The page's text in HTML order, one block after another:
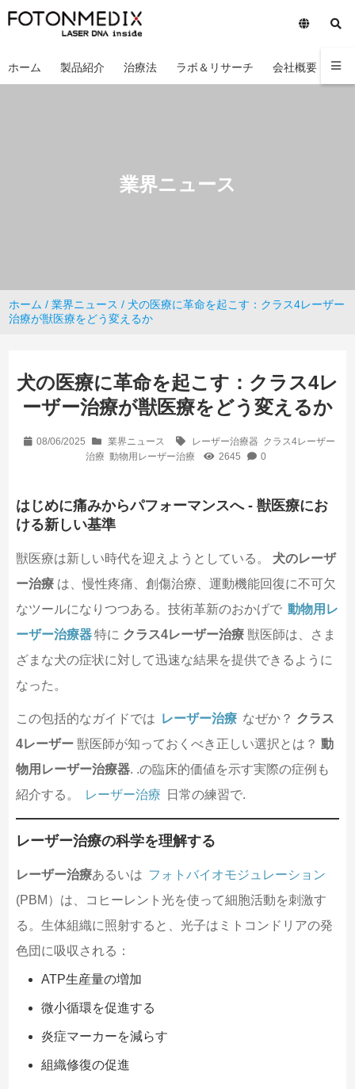
ホーム 製品紹介 治療法 ラボ＆リサーチ 会社概要 お
業界ニュース
ホーム /業界ニュース / 犬の医療に革命を起こす：クラス4レーザー
治療が獣医療をどう変えるか
犬の医療に革命を起こす：クラス4レ
ーザー治療が獣医療をどう変えるか
08/06/2025 業界ニュース レーザー治療器 クラス4レーザー
治療 動物用レーザー治療 2645 0
はじめに痛みからパフォーマンスへ - 獣医療にお
ける新しい基準
獣医療は新しい時代を迎えようとしている。 犬のレーザ
ー治療は、慢性疼痛、創傷治療、運動機能回復に不可欠
なツールになりつつある。技術革新のおかげで 動物用レ
ーザー治療器特に クラス4レーザー治療獣医師は、さま
ざまな犬の症状に対して迅速な結果を提供できるように
なった。
この包括的なガイドでは レーザー治療 なぜか？ クラス
4レーザー獣医師が知っておくべき正しい選択とは？ 動
物用レーザー治療器. .の臨床的価値を示す実際の症例も
紹介する。
レーザー治療 日常の練習で.
レーザー治療の科学を理解する
レーザー治療あるいは フォトバイオモジュレーション
(PBM）は、コヒーレント光を使って細胞活動を刺激す
る。生体組織に照射すると、光子はミトコンドリアの発
色団に吸収される：
ATP生産量の増加
微小循環を促進する
炎症マーカーを減らす
組織修復の促進